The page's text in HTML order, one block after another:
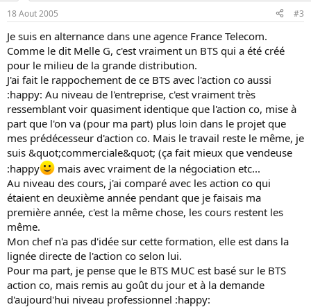
18 Aout 2005 #3
Je suis en alternance dans une agence France Telecom.
Comme le dit Melle G, c'est vraiment un BTS qui a été créé
pour le milieu de la grande distribution.
J'ai fait le rappochement de ce BTS avec l'action co aussi
:happy: Au niveau de l'entreprise, c'est vraiment très
ressemblant voir quasiment identique que l'action co, mise à
part que l'on va (pour ma part) plus loin dans le projet que
mes prédécesseur d'action co. Mais le travail reste le même, je
suis &quot;commerciale&quot; (ça fait mieux que vendeuse
:happy
mais avec vraiment de la négociation etc...
Au niveau des cours, j'ai comparé avec les action co qui
étaient en deuxième année pendant que je faisais ma
première année, c'est la même chose, les cours restent les
même.
Mon chef n'a pas d'idée sur cette formation, elle est dans la
lignée directe de l'action co selon lui.
Pour ma part, je pense que le BTS MUC est basé sur le BTS
action co, mais remis au goût du jour et à la demande
d'aujourd'hui niveau professionnel :happy: